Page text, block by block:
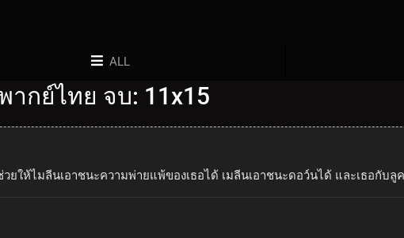
ALL
ากย์ไทย จบ: 11x15
ให้ไมลีนเอาชนะความพ่ายแพ้ของเธอได้ เมลีนเอาชนะดอว์นได้ และเธอกับ